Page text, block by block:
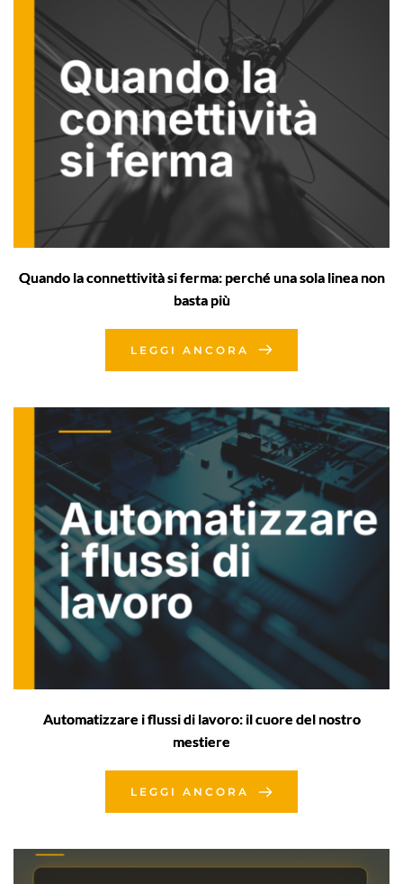
Quando la connettività si ferma: perché una sola linea non
basta più
LEGGI ANCORA
Automatizzare i flussi di lavoro: il cuore del nostro
mestiere
LEGGI ANCORA